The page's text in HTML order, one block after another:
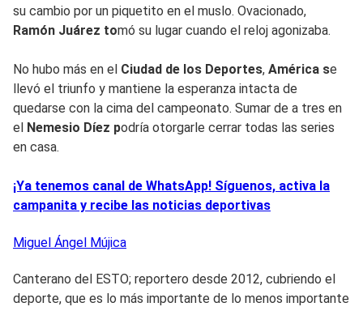
su cambio por un piquetito en el muslo. Ovacionado,
Ramón Juárez tomó su lugar cuando el reloj agonizaba.
No hubo más en el Ciudad de los Deportes, América se
llevó el triunfo y mantiene la esperanza intacta de
quedarse con la cima del campeonato. Sumar de a tres en
el Nemesio Díez podría otorgarle cerrar todas las series
en casa.
¡Ya tenemos canal de WhatsApp! Síguenos, activa la
campanita y recibe las noticias deportivas
Miguel Ángel Mújica
Canterano del ESTO; reportero desde 2012, cubriendo el
deporte, que es lo más importante de lo menos importante